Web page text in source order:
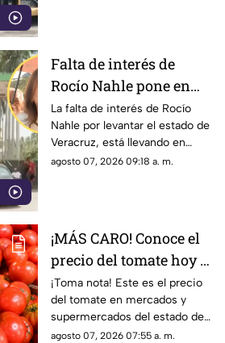
Falta de interés de
Rocío Nahle pone en
riesgo economía de
Veracruz; cierre de
ingenio lo exhibe
La falta de interés de Rocío
Nahle por levantar el estado de
Veracruz, está llevando en
picada a los veracruzanos
varios años.
agosto 07, 2026 09:18 a. m.
¡MÁS CARO! Conoce el
precio del tomate hoy 7
de agosto 2026 en
Veracruz
¡Toma nota! Este es el precio
del tomate en mercados y
supermercados del estado de
Veracruz hoy viernes 7 de
agosto 07, 2026 07:55 a. m.